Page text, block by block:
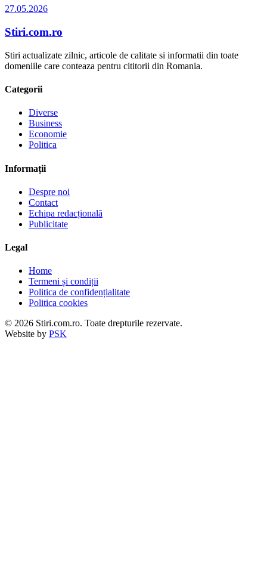
27.05.2026
Stiri.com.ro
Stiri actualizate zilnic, articole de calitate si informatii din toate
domeniile care conteaza pentru cititorii din Romania.
Categorii
Diverse
Business
Economie
Politica
Informații
Despre noi
Contact
Echipa redacțională
Publicitate
Legal
Home
Termeni și condiții
Politica de confidențialitate
Politica cookies
© 2026 Stiri.com.ro. Toate drepturile rezervate.
Website by PSK